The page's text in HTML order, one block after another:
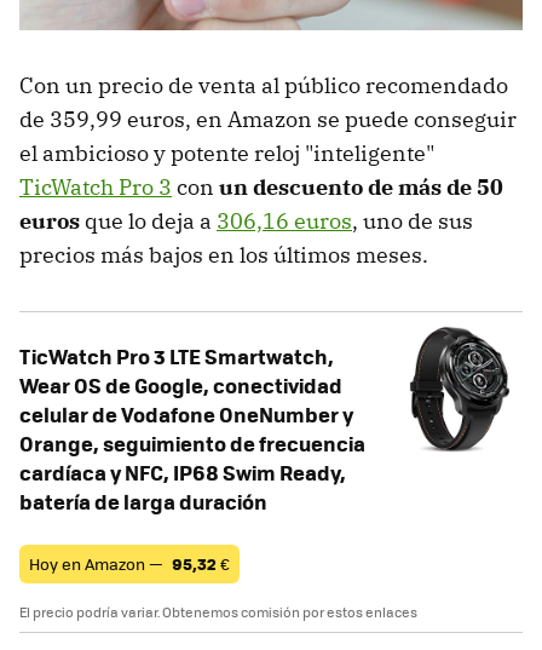
Con un precio de venta al público recomendado
de 359,99 euros, en Amazon se puede conseguir
el ambicioso y potente reloj "inteligente"
TicWatch Pro 3 con un descuento de más de 50
euros que lo deja a 306,16 euros, uno de sus
precios más bajos en los últimos meses.
TicWatch Pro 3 LTE Smartwatch,
Wear OS de Google, conectividad
celular de Vodafone OneNumber y
Orange, seguimiento de frecuencia
cardíaca y NFC, IP68 Swim Ready,
batería de larga duración
Hoy en Amazon — 95,32 €
El precio podría variar. Obtenemos comisión por estos enlaces